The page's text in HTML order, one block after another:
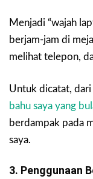
Menjadi “wajah
berjam-jam di
melihat telepon,
Untuk dicatat, dari
bahu saya yang
berdampak pada
saya.
3. Penggunaan